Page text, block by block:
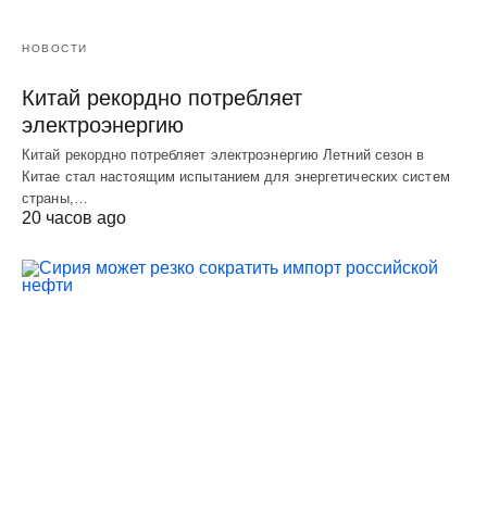
НОВОСТИ
Китай рекордно потребляет
электроэнергию
Китай рекордно потребляет электроэнергию Летний сезон в
Китае стал настоящим испытанием для энергетических систем
страны,…
20 часов ago